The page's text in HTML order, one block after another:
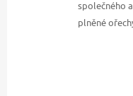
společného
plněné